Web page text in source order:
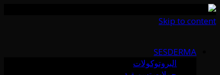
Skip to content
SESDERMA
البروتوكولات